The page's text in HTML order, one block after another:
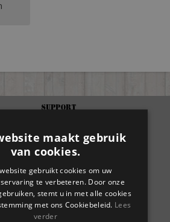
17:00
17:00
17:00
17:00
Support
Betaalwijze
Bezorgen
Contact
Disclaimer
Garantie
Meest gestelde vragen
maakt gebruik
van cookies.
gebruikt cookies om uw
te verbeteren. Door onze
stemt u in met alle cookies
met ons Cookiebeleid. Lees
verder